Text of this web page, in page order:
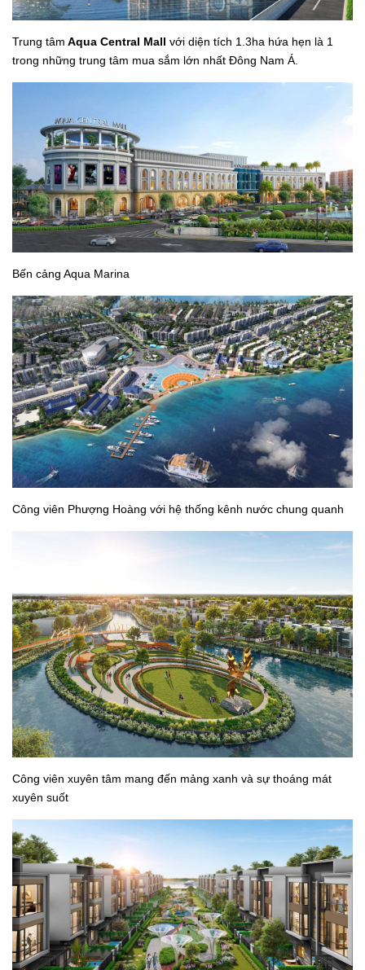
Trung tâm Aqua Central Mall với diện tích 1.3ha hứa hẹn là 1
trong những trung tâm mua sắm lớn nhất Đông Nam Á.
Bến cảng Aqua Marina
Công viên Phượng Hoàng với hệ thống kênh nước chung quanh
Công viên xuyên tâm mang đến mảng xanh và sự thoáng mát
xuyên suốt